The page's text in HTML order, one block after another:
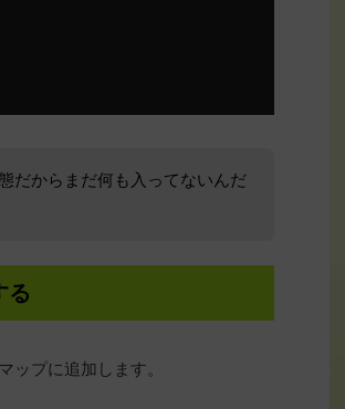
だからまだ何も入ってないんだ
る
ップに追加します。